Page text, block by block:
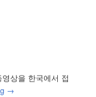
상을 한국에서 접
→